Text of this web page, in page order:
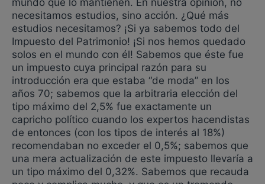
necesitamos estudios, sino acción. ¿Qué más
estudios necesitamos? ¡Si ya sabemos todo del
Impuesto del Patrimonio! ¡Si nos hemos quedado
solos en el mundo con él! Sabemos que éste fue
un impuesto cuya principal razón para su
introducción era que estaba “de moda” en los
años 70; sabemos que la arbitraria elección del
tipo máximo del 2,5% fue exactamente un
capricho político cuando los expertos hacendistas
de entonces (con los tipos de interés al 18%)
recomendaban no exceder el 0,5%; sabemos que
una mera actualización de este impuesto llevaría a
un tipo máximo del 0,32%. Sabemos que recauda